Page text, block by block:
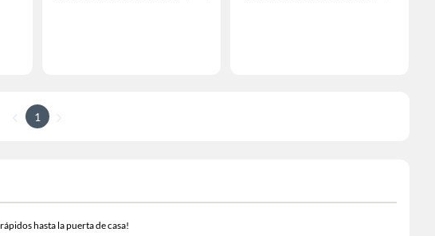
1
hasta la puerta de casa!